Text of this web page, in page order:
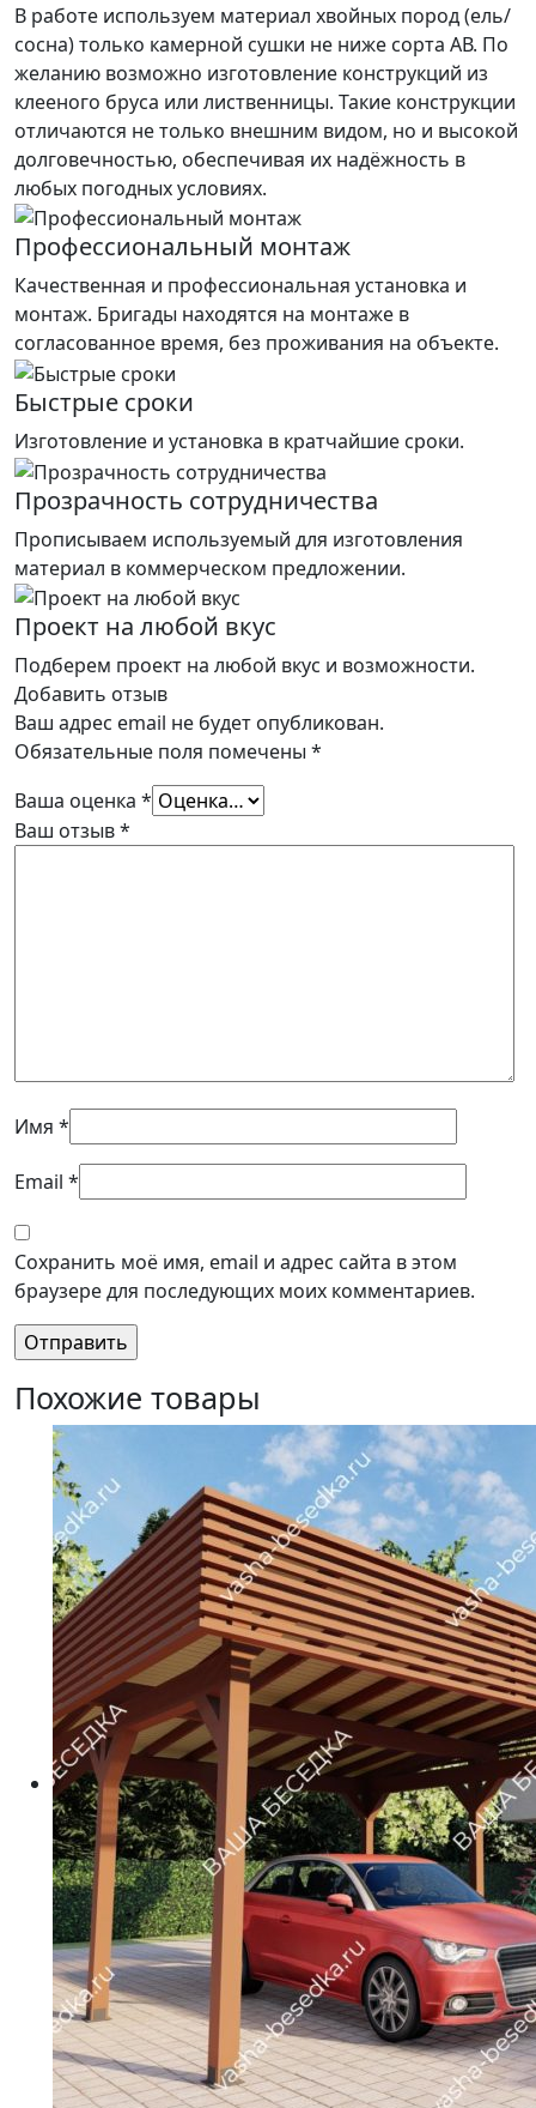
В работе используем материал хвойных пород (ель/
сосна) только камерной сушки не ниже сорта АВ. По
желанию возможно изготовление конструкций из
клееного бруса или лиственницы. Такие конструкции
отличаются не только внешним видом, но и высокой
долговечностью, обеспечивая их надёжность в
любых погодных условиях.
Профессиональный монтаж
Качественная и профессиональная установка и
монтаж. Бригады находятся на монтаже в
согласованное время, без проживания на объекте.
Быстрые сроки
Изготовление и установка в кратчайшие сроки.
Прозрачность сотрудничества
Прописываем используемый для изготовления
материал в коммерческом предложении.
Проект на любой вкус
Подберем проект на любой вкус и возможности.
Добавить отзыв
Ваш адрес email не будет опубликован.
Обязательные поля помечены *
Ваша оценка *
Ваш отзыв*
Имя *
Email *
Сохранить моё имя, email и адрес сайта в этом
браузере для последующих моих комментариев.
Похожие товары